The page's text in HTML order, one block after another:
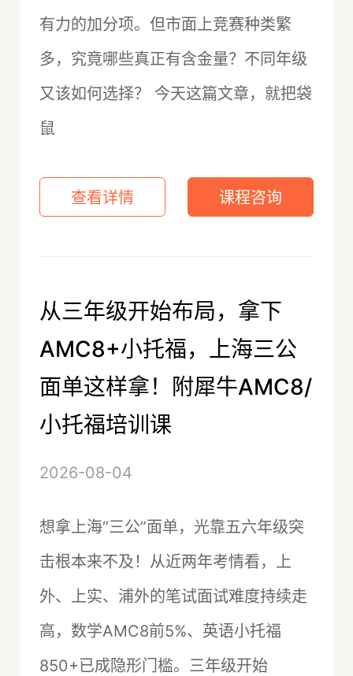
有力的加分项。但市面上竞赛种类繁
多，究竟哪些真正有含金量？不同年级
又该如何选择？ 今天这篇文章，就把袋
鼠
查看详情 课程咨询
从三年级开始布局，拿下
AMC8+小托福，上海三公
面单这样拿！附犀牛AMC8/
小托福培训课
2026-08-04
想拿上海“三公”面单，光靠五六年级突
击根本来不及！从近两年考情看，上
外、上实、浦外的笔试面试难度持续走
高，数学AMC8前5%、英语小托福
850+已成隐形门槛。三年级开始